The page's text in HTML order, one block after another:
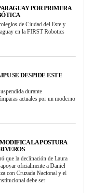
POR PRIMERA
de Ciudad del Este y
en la FIRST Robotics
SE DESPIDE ESTE
durante
actuales por un moderno
LA POSTURA
que la declinación de Laura
oficialmente a Daniel
con Cruzada Nacional y el
debe ser